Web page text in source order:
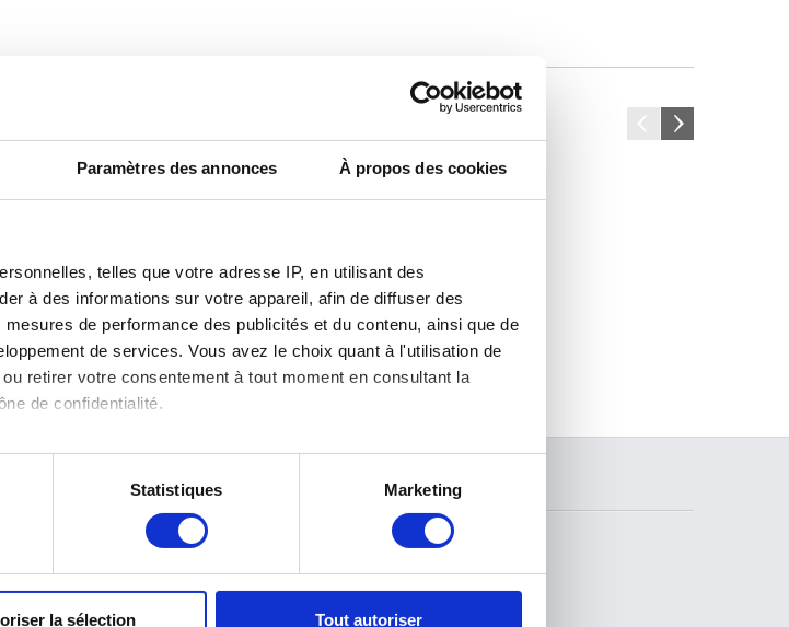
Paramètres des annonces À propos des cookies
telles que votre adresse IP, en utilisant des
à des informations sur votre appareil, afin de diffuser des
de performance des publicités et du contenu, ainsi que de
de services. Vous avez le choix quant à l'utilisation de
retirer votre consentement à tout moment en consultant la
de confidentialité.
qui peuvent être précises à plusieurs mètres près
Statistiques Marketing
la sélection Tout autoriser
MUSÉES
Bruxelles
3 – 1000 Bruxelles
RECHERCHER
SUIVEZ-NOUS